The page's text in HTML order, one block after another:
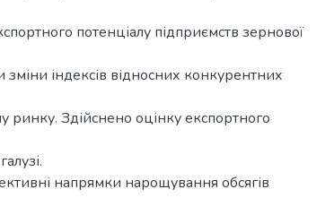
потенціалу підприємств зернової
індексів відносних конкурентних
ринку. Здійснено оцінку експортного
напрямки нарощування обсягів